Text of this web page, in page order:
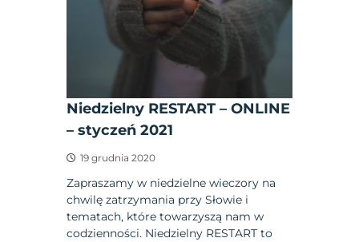
Niedzielny RESTART – ONLINE
– styczeń 2021
19 grudnia 2020
Zapraszamy w niedzielne wieczory na
chwilę zatrzymania przy Słowie i
tematach, które towarzyszą nam w
codzienności. Niedzielny RESTART to